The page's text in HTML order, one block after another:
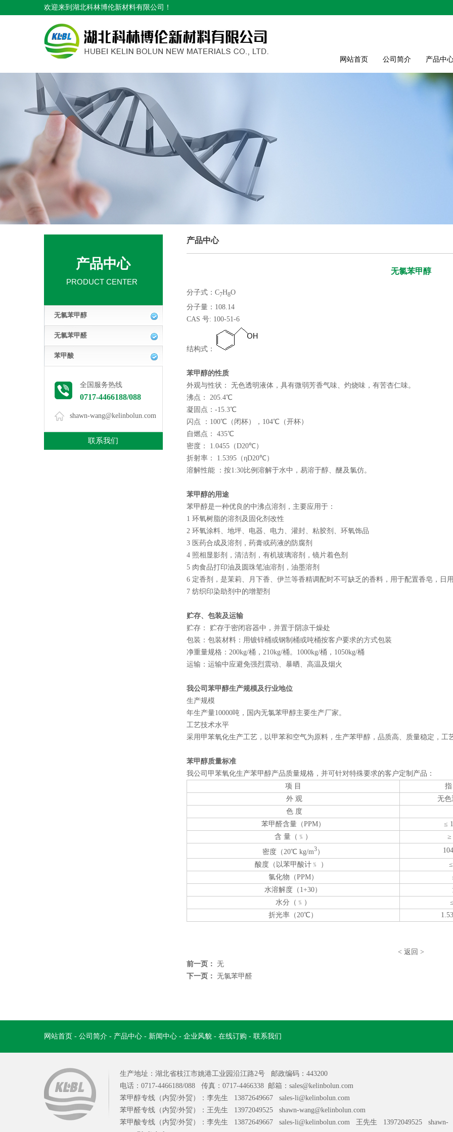
欢迎来到 湖北科林博伦新材料有限公司 ！
网站首页 公司简介 产品中
产品中心
PRODUCT CENTER
无氯苯甲醇
无氯苯甲醛
苯甲酸
全国服务热线
0717-4466188/088
shawn-wang@kelinbolun.com
联系我们
产品中心
无氯苯甲醇
分子式：C7H8O
分子量：108.14
CAS 号: 100-51-6
结构式：
苯甲醇的性质
外观与性状： 无色透明液体，具有微弱芳香气味、灼烧味，有苦杏仁味。
沸点： 205.4℃
凝固点：-15.3℃
闪点 ：100℃（闭杯），104℃（开杯）
自燃点： 435℃
密度： 1.0455（D20℃）
折射率： 1.5395（ηD20℃）
溶解性能 ：按1:30比例溶解于水中，易溶于醇、醚及氯仿。
苯甲醇的用途
苯甲醇是一种优良的中沸点溶剂，主要应用于：
1 环氧树脂的溶剂及固化剂改性
2 环氧涂料、地坪、电器、电力、灌封、粘胶剂、环氧饰品
3 医药合成及溶剂，药膏或药液的防腐剂
4 照相显影剂，清洁剂，有机玻璃溶剂，镜片着色剂
5 肉食品打印油及圆珠笔油溶剂，油墨溶剂
6 定香剂，是茉莉、月下香、伊兰等香精调配时不可缺乏的香料，用于配置香皂，日
7 纺织印染助剂中的增塑剂
贮存、包装及运输
贮存： 贮存于密闭容器中，并置于阴凉干燥处
包装：包装材料：用镀锌桶或钢制桶或吨桶按客户要求的方式包装
净重量规格：200kg/桶，210kg/桶。1000kg/桶，1050kg/桶
运输：运输中应避免强烈震动、暴晒、高温及烟火
我公司苯甲醇生产规模及行业地位
生产规模
年生产量10000吨，国内无氯苯甲醇主要生产厂家。
工艺技术水平
采用甲苯氧化生产工艺，以甲苯和空气为原料，生产苯甲醇，品质高、质量稳定，工
苯甲醇质量标准
我公司甲苯氧化生产苯甲醇产品质量规格，并可针对特殊要求的客户定制产品：
项 目
外 观
无色
色 度
苯甲醛含量（PPM）
≤
含 量（﹪）
≥
密度（20℃ kg/m3）
酸度（以苯甲酸计﹪ ）
氯化物（PPM）
水溶解度（1+30）
水分（﹪）
折光率（20℃）
< 返回 >
前一页： 无
下一页： 无氯苯甲醛
网站首页 - 公司简介- 产品中心- 新闻中心- 企业风貌 - 在线订购 - 联系我们
生产地址：湖北省枝江市姚港工业园沿江路2号 邮政编码：443200
电话：0717-4466188/088 传真：0717-4466338 邮箱： sales@kelinbolun.com
苯甲醇专线（内贸/外贸）：李先生 13872649667 sales-li@kelinbolun.com
苯甲醛专线（内贸/外贸）：王先生 13972049525 shawn-wang@kelinbolun.com
苯甲酸专线（内贸/外贸）：李先生 13872649667 sales-li@kelinbolun.com 王先生 13972049525 shawn-